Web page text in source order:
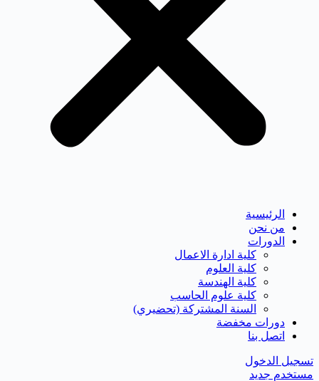
الرئيسية
من نحن
الدورات
كلية ادارة الاعمال
كلية العلوم
كلية الهندسة
كلية علوم الحاسب
السنة المشتركة (تحضيري)
دورات مخفضة
اتصل بنا
تسجيل الدخول
مستخدم جديد